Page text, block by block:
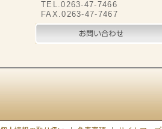
TEL.0263-47-7466
FAX.0263-47-7467